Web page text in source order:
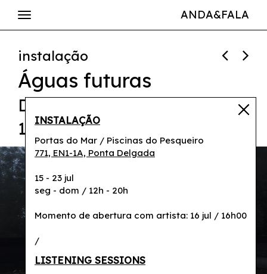
ANDA&FALA
instalação
Águas futuras
Diogo da Cruz
16 jul / 16h
INSTALAÇÃO
Portas do Mar / Piscinas do Pesqueiro
771, EN1-1A, Ponta Delgada
15 - 23 jul
seg - dom / 12h - 20h
Momento de abertura com artista: 16 jul / 16h00
/
LISTENING SESSIONS